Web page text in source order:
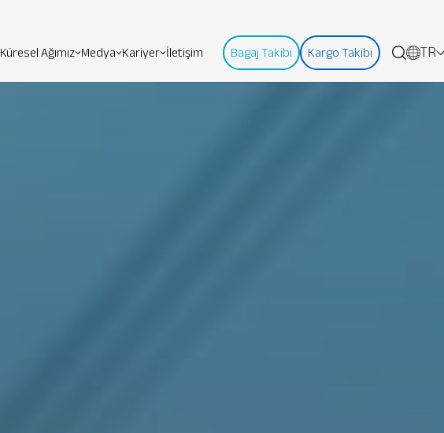
Küresel Ağımız Medya Kariyer İletişim Bagaj Takibi Kargo Takibi TR